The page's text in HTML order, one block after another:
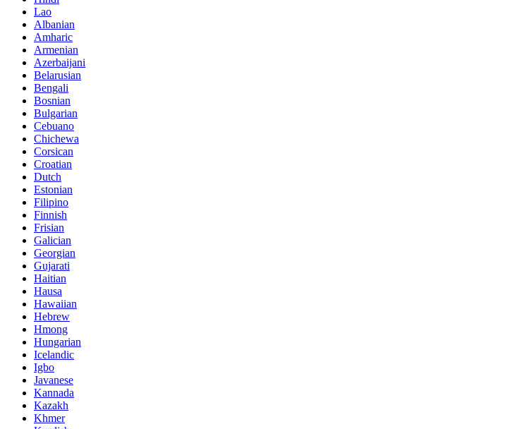
Lao
Albanian
Amharic
Armenian
Azerbaijani
Belarusian
Bengali
Bosnian
Bulgarian
Cebuano
Chichewa
Corsican
Croatian
Dutch
Estonian
Filipino
Finnish
Frisian
Galician
Georgian
Gujarati
Haitian
Hausa
Hawaiian
Hebrew
Hmong
Hungarian
Icelandic
Igbo
Javanese
Kannada
Kazakh
Khmer